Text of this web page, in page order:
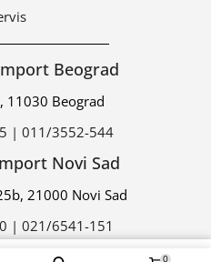
Beograd
11030 Beograd
| 011/3552-544
Novi Sad
21000 Novi Sad
| 021/6541-151
0